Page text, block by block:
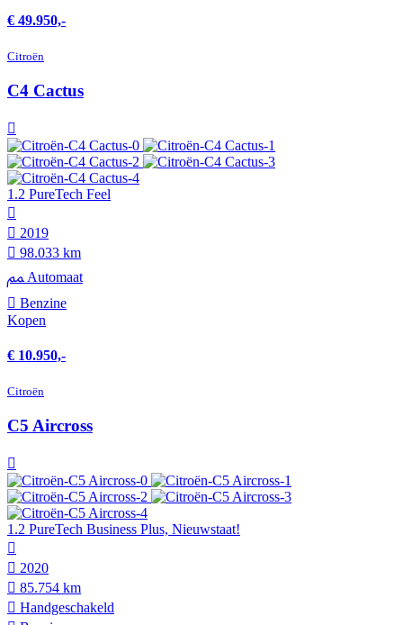
€ 49.950,-
Citroën
C4 Cactus
1.2 PureTech Feel
2019
98.033 km
Automaat
Benzine
Kopen
€ 10.950,-
Citroën
C5 Aircross
1.2 PureTech Business Plus, Nieuwstaat!
2020
85.754 km
Hand­geschakeld